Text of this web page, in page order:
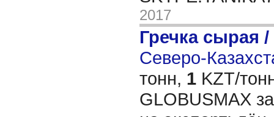
2017
Гречка сырая /
Северо-
тонн, 1 KZT/
GLOBUSMAX